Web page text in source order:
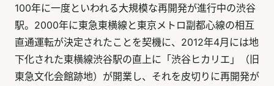
100年に一度といわれる大規模な再開発が進行中の渋谷
駅。2000年に東急東横線と東京メトロ副都心線の相互
直通運転が決定されたことを契機に、2012年4月には地
下化された東横線渋谷駅の直上に「渋谷ヒカリエ」（旧
東急文化会館跡地）が開業し、それを皮切りに再開発が